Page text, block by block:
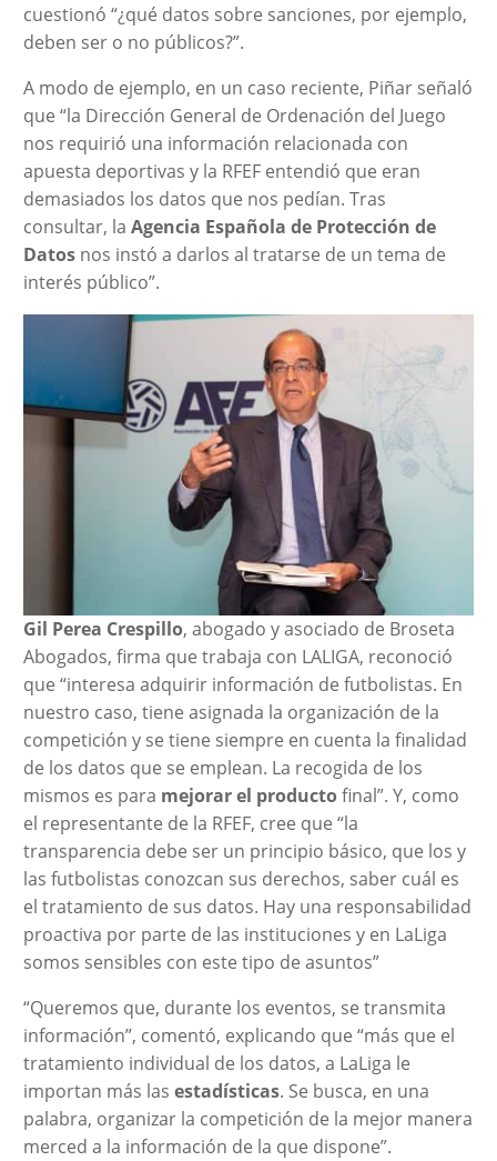
cuestionó “¿qué datos sobre sanciones, por ejemplo,
deben ser o no públicos?”.
A modo de ejemplo, en un caso reciente, Piñar señaló
que “la Dirección General de Ordenación del Juego
nos requirió una información relacionada con
apuesta deportivas y la RFEF entendió que eran
demasiados los datos que nos pedían. Tras
consultar, la Agencia Española de Protección de
Datosnos instó a darlos al tratarse de un tema de
interés público”.
Gil Perea Crespillo, abogado y asociado de Broseta
Abogados, firma que trabaja con LALIGA, reconoció
que “interesa adquirir información de futbolistas. En
nuestro caso, tiene asignada la organización de la
competición y se tiene siempre en cuenta la finalidad
de los datos que se emplean. La recogida de los
mismos es para mejorar el productofinal”. Y, como
el representante de la RFEF, cree que “la
transparencia debe ser un principio básico, que los y
las futbolistas conozcan sus derechos, saber cuál es
el tratamiento de sus datos. Hay una responsabilidad
proactiva por parte de las instituciones y en LaLiga
somos sensibles con este tipo de asuntos”
“Queremos que, durante los eventos, se transmita
información”, comentó, explicando que “más que el
tratamiento individual de los datos, a LaLiga le
importan más las estadísticas. Se busca, en una
palabra, organizar la competición de la mejor manera
merced a la información de la que dispone”.